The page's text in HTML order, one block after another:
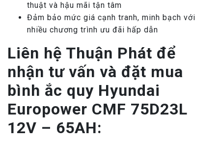
thuật và hậu mãi tận tâm
Đảm bảo mức giá cạnh tranh, minh bạch với
nhiều chương trình ưu đãi hấp dẫn
Liên hệ Thuận Phát để
nhận tư vấn và đặt mua
bình ắc quy Hyundai
Europower CMF 75D23L
12V – 65AH: